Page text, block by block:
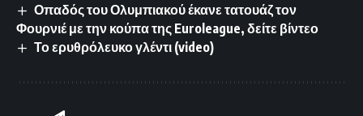
Οπαδός του Ολυμπιακού έκανε τατουάζ τον
Φουρνιέ με την κούπα της Euroleague, δείτε βίντεο
Το ερυθρόλευκο γλέντι (video)